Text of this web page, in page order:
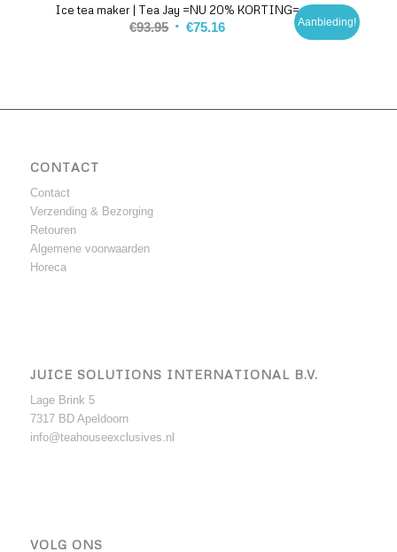
Ice tea maker | Tea Jay =NU 20% KORTING=
€93.95 €75.16 Aanbieding!
CONTACT
Contact
Verzending & Bezorging
Retouren
Algemene voorwaarden
Horeca
JUICE SOLUTIONS INTERNATIONAL B.V.
Lage Brink 5
7317 BD Apeldoorn
info@teahouseexclusives.nl
VOLG ONS